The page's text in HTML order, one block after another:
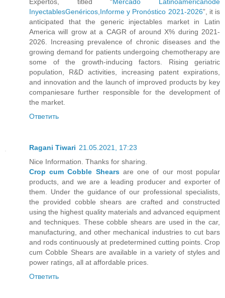
Expertos, titled “Mercado Latinoamericanode
InyectablesGenéricos,Informe y Pronóstico 2021-2026”, it is
anticipated that the generic injectables market in Latin
America will grow at a CAGR of around X% during 2021-
2026. Increasing prevalence of chronic diseases and the
growing demand for patients undergoing chemotherapy are
some of the growth-inducing factors. Rising geriatric
population, R&D activities, increasing patent expirations,
and innovation and the launch of improved products by key
companiesare further responsible for the development of
the market.
Ответить
Ragani Tiwari 21.05.2021, 17:23
Nice Information. Thanks for sharing.
Crop cum Cobble Shearsare one of our most popular
products, and we are a leading producer and exporter of
them. Under the guidance of our professional specialists,
the provided cobble shears are crafted and constructed
using the highest quality materials and advanced equipment
and techniques. These cobble shears are used in the car,
manufacturing, and other mechanical industries to cut bars
and rods continuously at predetermined cutting points. Crop
cum Cobble Shears are available in a variety of styles and
power ratings, all at affordable prices.
Ответить